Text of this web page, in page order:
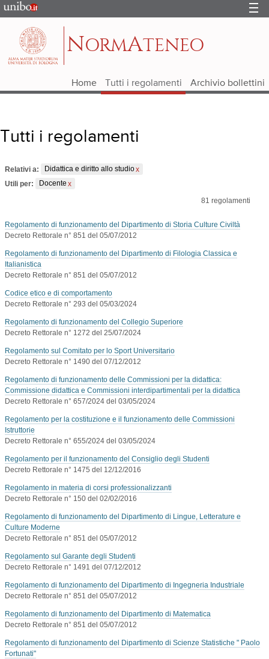
Portale
d'Ateneo
NORMATENEO
Home Tutti i regolamenti Archivio bollettini
Tutti i regolamenti
Relativi a:
Didattica e diritto allo studio
Utili per:
Docente
81 regolamenti
Regolamento di funzionamento del Dipartimento di Storia Culture Civiltà
Decreto Rettorale n° 851 del 05/07/2012
Regolamento di funzionamento del Dipartimento di Filologia Classica e
Italianistica
Decreto Rettorale n° 851 del 05/07/2012
Codice etico e di comportamento
Decreto Rettorale n° 293 del 05/03/2024
Regolamento di funzionamento del Collegio Superiore
Decreto Rettorale n° 1272 del 25/07/2024
Regolamento sul Comitato per lo Sport Universitario
Decreto Rettorale n° 1490 del 07/12/2012
Regolamento di funzionamento delle Commissioni per la didattica:
Commissione didattica e Commissioni interdipartimentali per la didattica
Decreto Rettorale n° 657/2024 del 03/05/2024
Regolamento per la costituzione e il funzionamento delle Commissioni
Istruttorie
Decreto Rettorale n° 655/2024 del 03/05/2024
Regolamento per il funzionamento del Consiglio degli Studenti
Decreto Rettorale n° 1475 del 12/12/2016
Regolamento in materia di corsi professionalizzanti
Decreto Rettorale n° 150 del 02/02/2016
Regolamento di funzionamento del Dipartimento di Lingue, Letterature e
Culture Moderne
Decreto Rettorale n° 851 del 05/07/2012
Regolamento sul Garante degli Studenti
Decreto Rettorale n° 1491 del 07/12/2012
Regolamento di funzionamento del Dipartimento di Ingegneria Industriale
Decreto Rettorale n° 851 del 05/07/2012
Regolamento di funzionamento del Dipartimento di Matematica
Decreto Rettorale n° 851 del 05/07/2012
Regolamento di funzionamento del Dipartimento di Scienze Statistiche " Paolo
Fortunati"